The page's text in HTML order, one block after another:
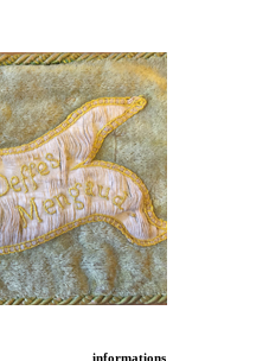
informations